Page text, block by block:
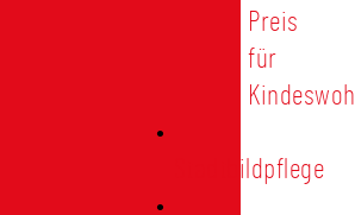
Preis
für
Kindeswohl
Stadtbildpflege